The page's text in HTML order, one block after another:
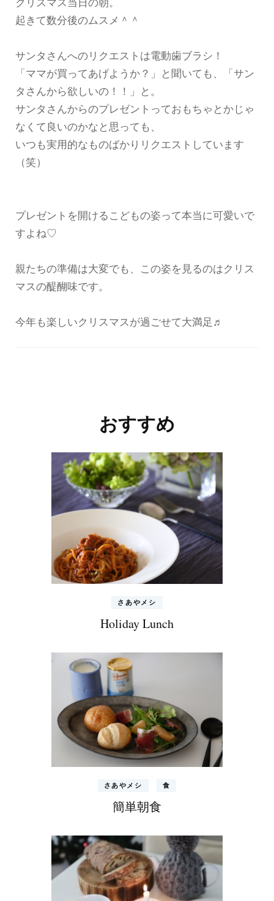
クリスマス当日の朝。
起きて数分後のムスメ＾＾
サンタさんへのリクエストは電動歯ブラシ！
「ママが買ってあげようか？」と聞いても、「サン
タさんから欲しいの！！」と。
サンタさんからのプレゼントっておもちゃとかじゃ
なくて良いのかなと思っても、
いつも実用的なものばかりリクエストしています
（笑）
プレゼントを開けるこどもの姿って本当に可愛いで
すよね♡
親たちの準備は大変でも、この姿を見るのはクリス
マスの醍醐味です。
今年も楽しいクリスマスが過ごせて大満足♬
おすすめ
さあやメシ
Holiday Lunch
さあやメシ 食
簡単朝食